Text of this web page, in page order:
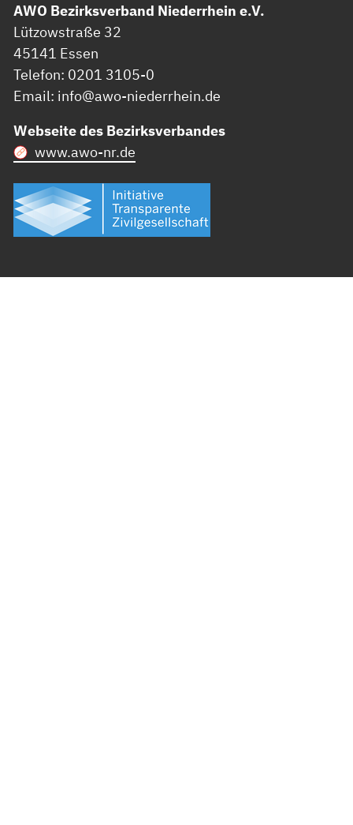
AWO Bezirksverband Niederrhein e.V.
Lützowstraße 32
45141 Essen
Telefon: 0201 3105-0
Email: info@awo-niederrhein.de
Webseite des Bezirksverbandes
www.awo-nr.de